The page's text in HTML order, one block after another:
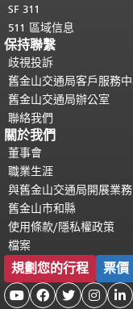
SF 311
511 區域信息
保持聯繫
歧視投訴
舊金山交通局客戶服務
舊金山交通局辦公室
聯絡我們
關於我們
董事會
職業生涯
與舊金山交通局開展業務
舊金山市和縣
使用條款/隱私權政策
檔案
規劃您的行程 票價
    